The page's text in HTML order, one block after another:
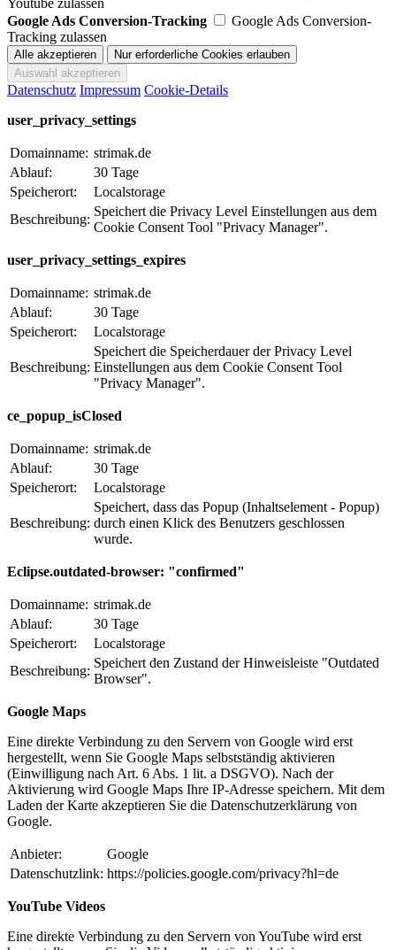
Google Ads Conversion-Tracking
Google Ads Conversion-
Tracking zulassen
Datenschutz Impressum Cookie-Details
user_privacy_settings
Domainname: strimak.de
Ablauf:
30 Tage
Speicherort:
Localstorage
Beschreibung:
Speichert die Privacy Level Einstellungen aus dem
Cookie Consent Tool "Privacy Manager".
user_privacy_settings_expires
Domainname: strimak.de
Ablauf:
30 Tage
Speicherort:
Localstorage
Beschreibung:
Speichert die Speicherdauer der Privacy Level
Einstellungen aus dem Cookie Consent Tool
"Privacy Manager".
ce_popup_isClosed
Domainname: strimak.de
Ablauf:
30 Tage
Speicherort:
Localstorage
Beschreibung:
Speichert, dass das Popup (Inhaltselement - Popup)
durch einen Klick des Benutzers geschlossen
wurde.
Eclipse.outdated-browser: "confirmed"
Domainname: strimak.de
Ablauf:
30 Tage
Speicherort:
Localstorage
Beschreibung:
Speichert den Zustand der Hinweisleiste "Outdated
Browser".
Google Maps
Eine direkte Verbindung zu den Servern von Google wird erst
hergestellt, wenn Sie Google Maps selbstständig aktivieren
(Einwilligung nach Art. 6 Abs. 1 lit. a DSGVO). Nach der
Aktivierung wird Google Maps Ihre IP-Adresse speichern. Mit dem
Laden der Karte akzeptieren Sie die Datenschutzerklärung von
Google.
Anbieter:
Google
Datenschutzlink: https://policies.google.com/privacy?hl=de
YouTube Videos
Eine direkte Verbindung zu den Servern von YouTube wird erst